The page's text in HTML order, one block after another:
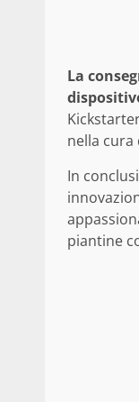
La
nella cura
In
piantine